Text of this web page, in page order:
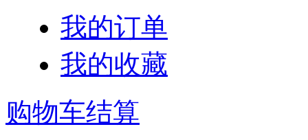
我的订单
我的收藏
购物车结算